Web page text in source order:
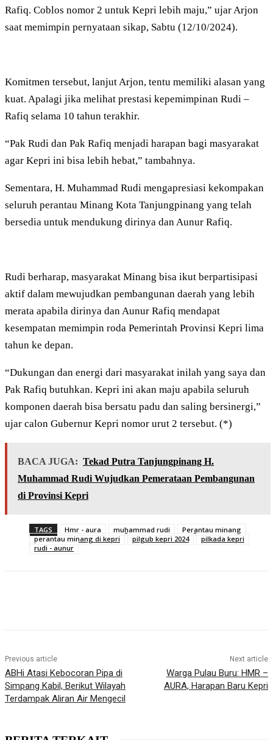
Rafiq. Coblos nomor 2 untuk Kepri lebih maju,” ujar Arjon
saat memimpin pernyataan sikap, Sabtu (12/10/2024).
Komitmen tersebut, lanjut Arjon, tentu memiliki alasan yang
kuat. Apalagi jika melihat prestasi kepemimpinan Rudi –
Rafiq selama 10 tahun terakhir.
“Pak Rudi dan Pak Rafiq menjadi harapan bagi masyarakat
agar Kepri ini bisa lebih hebat,” tambahnya.
Sementara, H. Muhammad Rudi mengapresiasi kekompakan
seluruh perantau Minang Kota Tanjungpinang yang telah
bersedia untuk mendukung dirinya dan Aunur Rafiq.
Rudi berharap, masyarakat Minang bisa ikut berpartisipasi
aktif dalam mewujudkan pembangunan daerah yang lebih
merata apabila dirinya dan Aunur Rafiq mendapat
kesempatan memimpin roda Pemerintah Provinsi Kepri lima
tahun ke depan.
“Dukungan dan energi dari masyarakat inilah yang saya dan
Pak Rafiq butuhkan. Kepri ini akan maju apabila seluruh
komponen daerah bisa bersatu padu dan saling bersinergi,”
ujar calon Gubernur Kepri nomor urut 2 tersebut. (*)
BACA JUGA: Tekad Putra Tanjungpinang H.
Muhammad Rudi Wujudkan Pemerataan Pembangunan
di Provinsi Kepri
TAGS Hmr - aura muhammad rudi
Perantau minang
perantau minang di kepri
pilgub kepri 2024
pilkada kepri
rudi - aunur
Previous article
ABHi Atasi Kebocoran Pipa di
Simpang Kabil, Berikut Wilayah
Terdampak Aliran Air Mengecil
Next article
Warga Pulau Buru: HMR –
AURA, Harapan Baru Kepri